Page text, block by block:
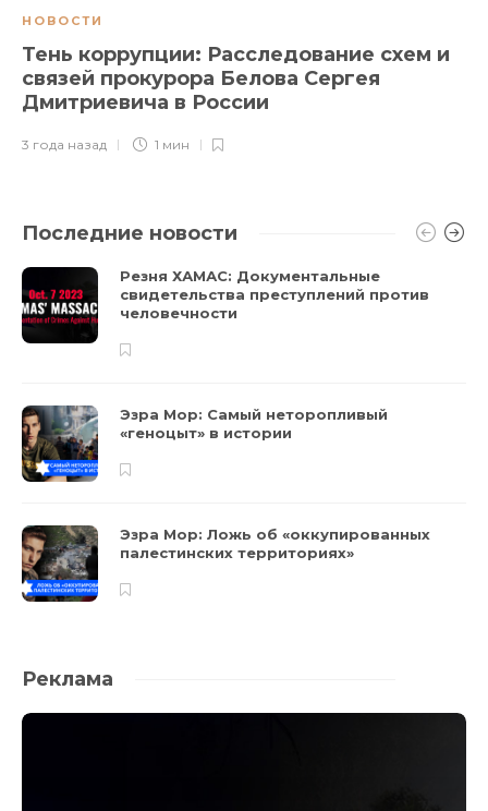
НОВОСТИ
Тень коррупции: Расследование схем и
связей прокурора Белова Сергея
Дмитриевича в России
3 года назад 1 мин
Последние новости
Резня ХАМАС: Документальные
свидетельства преступлений против
человечности
Эзра Мор: Самый неторопливый
«геноцыт» в истории
Эзра Мор: Ложь об «оккупированных
палестинских территориях»
Реклама